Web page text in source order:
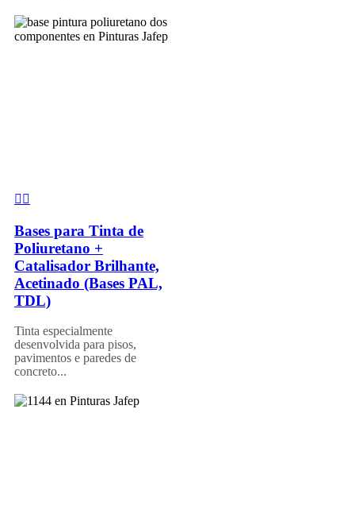
Bases para Tinta de
Poliuretano +
Catalisador Brilhante,
Acetinado (Bases PAL,
TDL)
Tinta especialmente
desenvolvida para pisos,
pavimentos e paredes de
concreto...